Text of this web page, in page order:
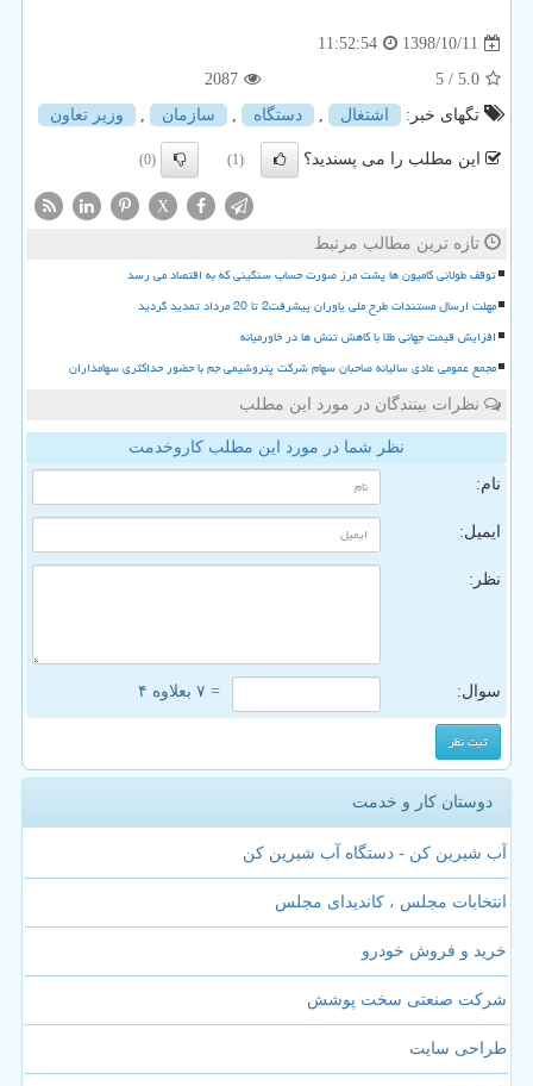
1398/10/11
11:52:54
5.0
/ 5
2087
تگهای خبر:
اشتغال , دستگاه , سازمان , وزیر تعاون
این مطلب را می پسندید؟ (1)
(0)
X
تازه ترین مطالب مرتبط
توقف طولانی کامیون ها پشت مرز صورت حساب سنگینی که به اقتصاد می رسد
مهلت ارسال مستندات طرح ملی یاوران پیشرفت2 تا 20 مرداد تمدید گردید
افزایش قیمت جهانی طلا با کاهش تنش ها در خاورمیانه
مجمع عمومی عادی سالیانه صاحبان سهام شرکت پتروشیمی جم با حضور حداکثری سهامداران
نظرات بینندگان در مورد این مطلب
نظر شما در مورد این مطلب کاروخدمت
نام:
ایمیل:
نظر:
سوال: = ۷ بعلاوه ۴
دوستان کار و خدمت
آب شیرین کن - دستگاه آب شیرین کن
انتخابات مجلس ، کاندیدای مجلس
خرید و فروش خودرو
شرکت صنعتی سخت پوشش
طراحی سایت